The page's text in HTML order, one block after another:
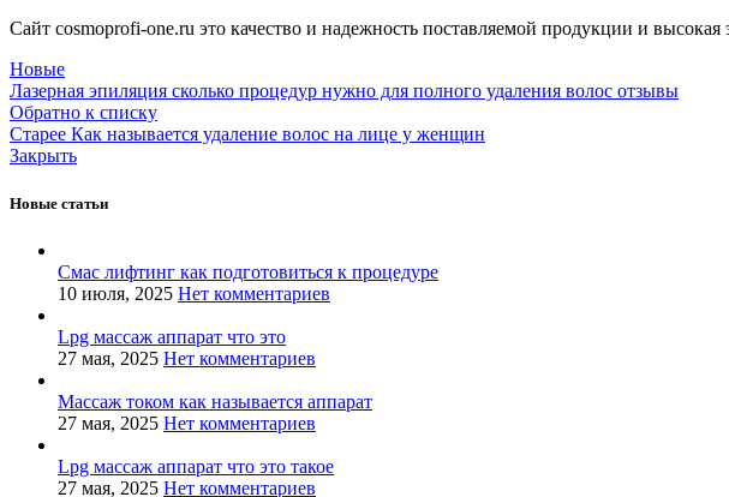
Сайт cosmoprofi-one.ru это качество и надежность поставляемой продукции и
Новые
Лазерная эпиляция сколько процедур нужно для полного удаления волос отзывы
Обратно к списку
Старее Как называется удаление волос на лице у женщин
Закрыть
Новые статьи
Смас лифтинг как подготовиться к процедуре
10 июля, 2025 Нет комментариев
Lpg массаж аппарат что это
27 мая, 2025 Нет комментариев
Массаж током как называется аппарат
27 мая, 2025 Нет комментариев
Lpg массаж аппарат что это такое
27 мая, 2025 Нет комментариев